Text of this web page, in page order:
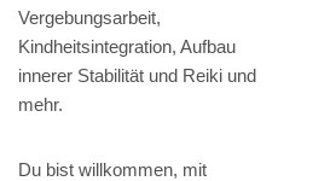
Vergebungsarbeit,
Kindheitsintegration, Aufbau
innerer Stabilität und Reiki und
mehr.
Du bist willkommen, mit